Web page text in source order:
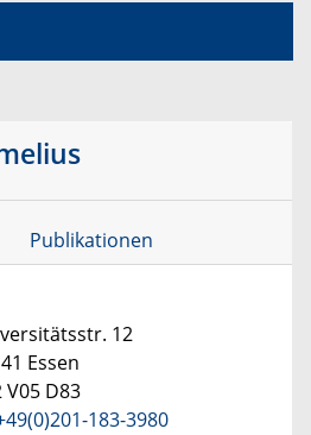
Publikationen
12
Essen
V05 D83
183-3980